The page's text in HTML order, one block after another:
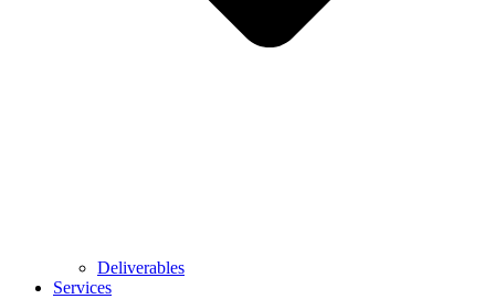
Deliverables
Services